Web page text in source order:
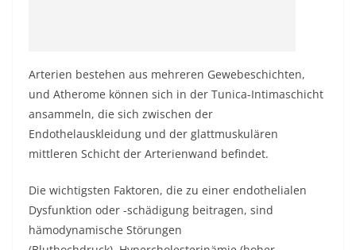
Arterien bestehen aus mehreren Gewebeschichten,
und Atherome können sich in der Tunica-Intimaschicht
ansammeln, die sich zwischen der
Endothelauskleidung und der glattmuskulären
mittleren Schicht der Arterienwand befindet.
Die wichtigsten Faktoren, die zu einer endothelialen
Dysfunktion oder -schädigung beitragen, sind
hämodynamische Störungen